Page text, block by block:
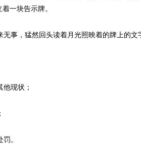
一块告示牌。
事，猛然回头读着月光照映着的牌上的文
现状；
。